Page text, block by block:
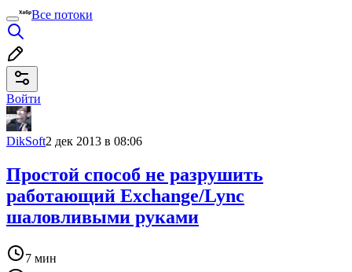
Все потоки
Войти
DikSoft2 дек 2013 в 08:06
Простой способ не разрушить
работающий Exchange/Lync
шаловливыми руками
7 мин